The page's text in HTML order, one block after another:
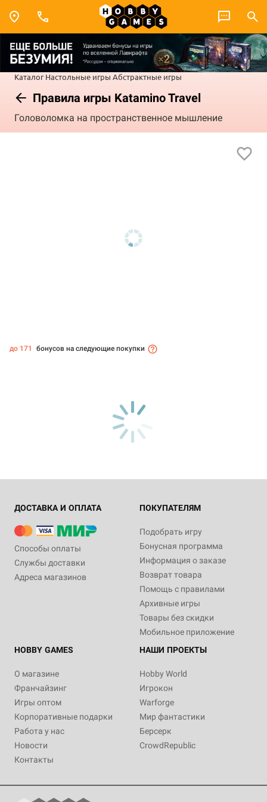
Каталог Настольные игры Абстрактные игры
Правила игры Katamino Travel
Головоломка на пространственное мышление
до 171 бонусов на следующие покупки
ДОСТАВКА И ОПЛАТА
Способы оплаты
Службы доставки
Адреса магазинов
ПОКУПАТЕЛЯМ
Подобрать игру
Бонусная программа
Информация о заказе
Возврат товара
Помощь с правилами
Архивные игры
Товары без скидки
Мобильное приложение
HOBBY GAMES
О магазине
Франчайзинг
Игры оптом
Корпоративные подарки
Работа у нас
Новости
Контакты
НАШИ ПРОЕКТЫ
Hobby World
Игрокон
Warforge
Мир фантастики
Берсерк
CrowdRepublic